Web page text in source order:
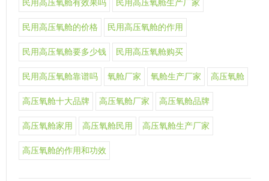
民用高压氧舱有效果吗 民用高压氧舱生产厂家
民用高压氧舱的价格 民用高压氧舱的作用
民用高压氧舱要多少钱 民用高压氧舱购买
民用高压氧舱靠谱吗 氧舱厂家 氧舱生产厂家 高压氧舱
高压氧舱十大品牌 高压氧舱厂家 高压氧舱品牌
高压氧舱家用 高压氧舱民用 高压氧舱生产厂家
高压氧舱的作用和功效